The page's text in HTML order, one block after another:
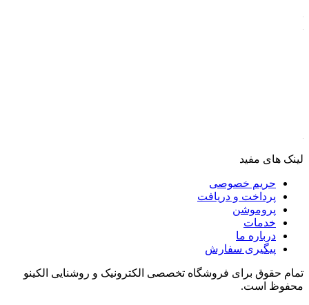
لینک های مفید
حریم خصوصی
پرداخت و دریافت
پروموشن
خدمات
درباره ما
پیگیری سفارش
تمام حقوق برای فروشگاه تخصصی الکترونیک و روشنایی الکینو
محفوظ است.